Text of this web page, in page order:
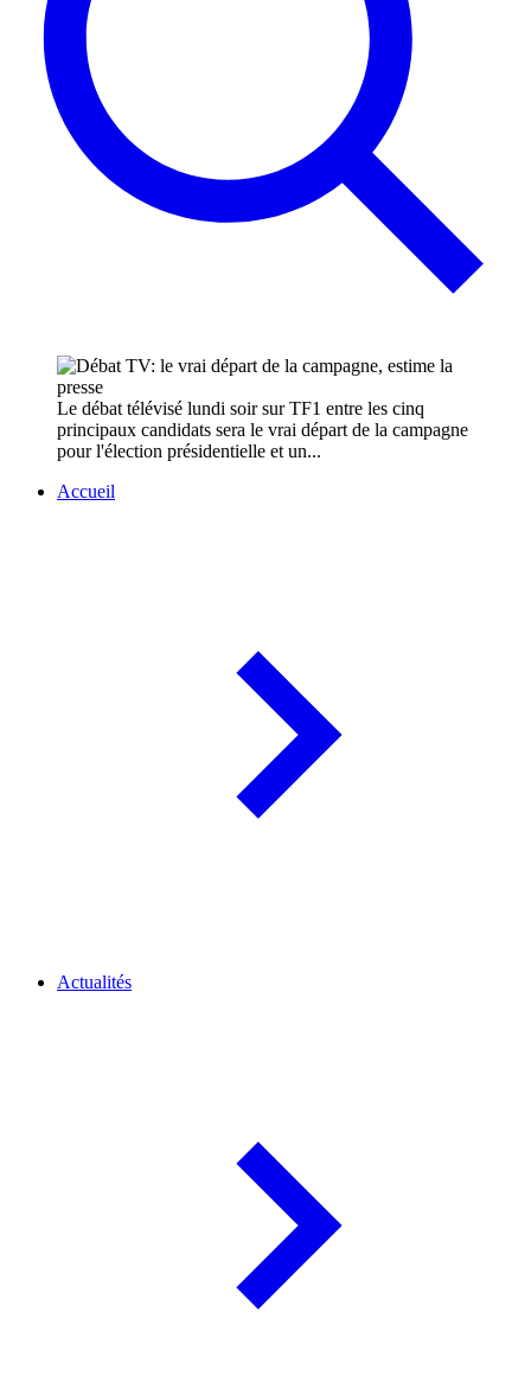
Le débat télévisé lundi soir sur TF1 entre les cinq
principaux candidats sera le vrai départ de la campagne
pour l'élection présidentielle et un...
Accueil
Actualités